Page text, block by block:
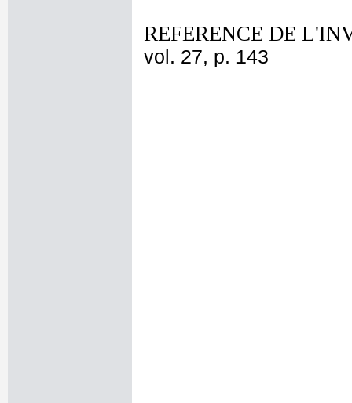
REFERENCE DE
vol. 27, p. 143